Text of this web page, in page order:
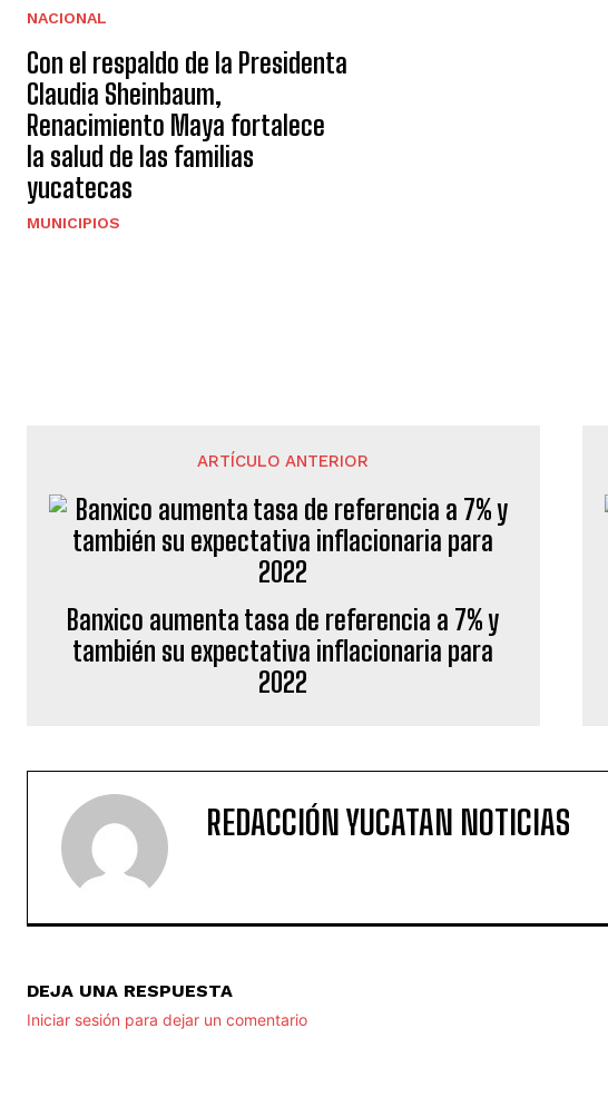
NACIONAL
Con el respaldo de la Presidenta
Claudia Sheinbaum,
Renacimiento Maya fortalece
la salud de las familias
yucatecas
MUNICIPIOS
ARTÍCULO ANTERIOR
Banxico aumenta tasa de referencia a 7% y
también su expectativa inflacionaria para
2022
DEJA UNA RESPUESTA